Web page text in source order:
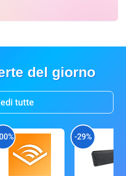
del giorno
tutte
-29%